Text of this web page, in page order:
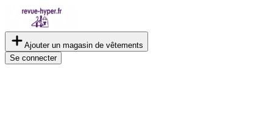
Ajouter un magasin de vêtements
Se connecter